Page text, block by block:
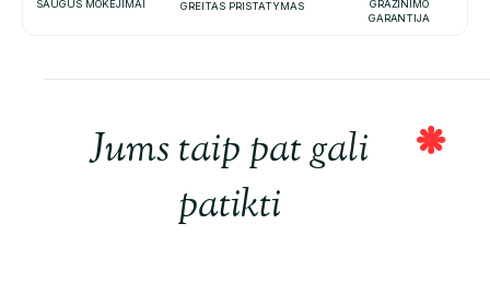
SAUGŪS MOKĖJIMAI GREITAS PRISTATYMAS
GRAŽINIMO
GARANTIJA
Jums taip pat gali
patikti